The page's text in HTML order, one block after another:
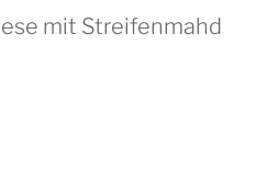
mit Streifenmahd